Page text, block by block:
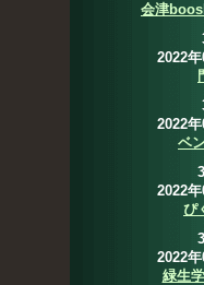
会津
2022
2022
ベ
2022
ぴ
2022
緑生